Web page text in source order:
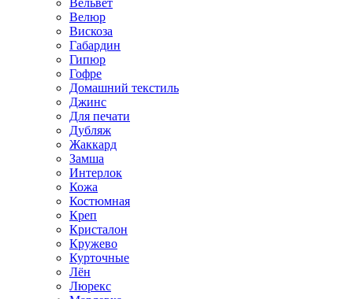
Велюр
Вискоза
Габардин
Гипюр
Гофре
Домашний текстиль
Джинс
Для печати
Дубляж
Жаккард
Замша
Интерлок
Кожа
Костюмная
Креп
Кристалон
Кружево
Курточные
Лён
Люрекс